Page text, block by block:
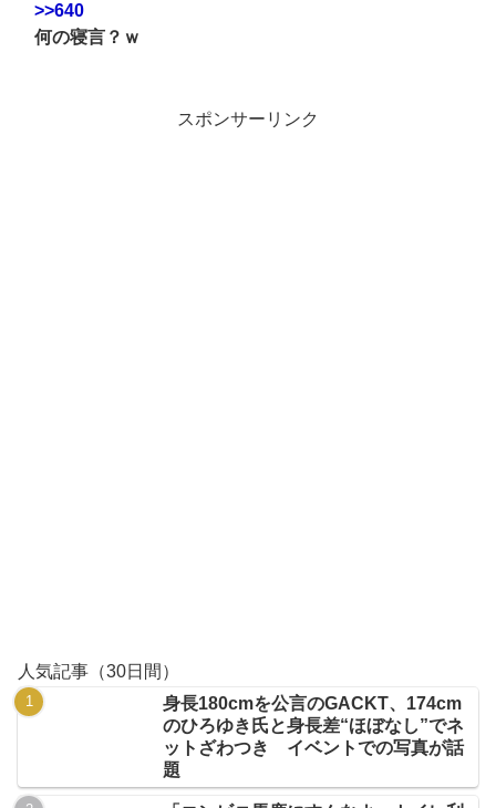
>>640
何の寝言？ｗ
スポンサーリンク
人気記事（30日間）
身長180cmを公言のGACKT、174cm
のひろゆき氏と身長差“ほぼなし”でネ
ットざわつき イベントでの写真が話
題